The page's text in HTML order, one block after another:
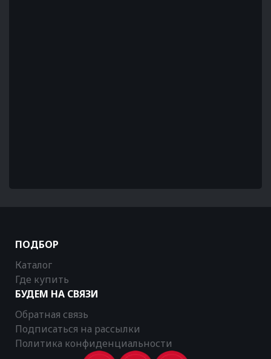
ПОДБОР
Каталог
Где купить
БУДЕМ НА СВЯЗИ
Обратная связь
Подписаться на рассылки
Политика конфиденциальности